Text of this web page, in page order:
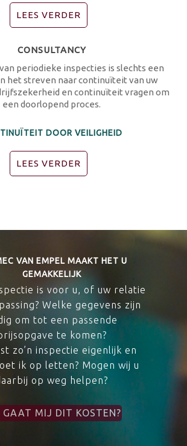
LEES VERDER
CONSULTANCY
periodieke inspecties is slechts een
het streven naar continuïteit van uw
en continuïteit vragen om
een doorlopend proces.
DOOR VEILIGHEID
LEES VERDER
VAN EMPEL MAAKT HET U
GEMAKKELIJK
is voor u, of uw relatie
Welke gegevens zijn
om tot een passende
te komen?
zo’n inspectie eigenlijk en
ik op letten? Mogen wij u
op weg helpen?
GAAT MIJ DIT KOSTEN?